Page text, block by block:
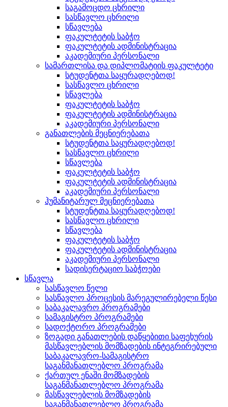
საგამოცდო ცხრილი
სასწავლო ცხრილი
სწავლება
ფაკულტეტის საბჭო
ფაკულტეტის ადმინისტრაცია
აკადემიური პერსონალი
სამართლისა და დიპლომატიის ფაკულტეტი
სტუდენტთა საყურადღებოდ!
სასწავლო ცხრილი
სწავლება
ფაკულტეტის საბჭო
ფაკულტეტის ადმინისტრაცია
აკადემიური პერსონალი
განათლების მეცნიერებათა
სტუდენტთა საყურადღებოდ!
სასწავლო ცხრილი
სწავლება
ფაკულტეტის საბჭო
ფაკულტეტის ადმინისტრაცია
აკადემიური პერსონალი
ჰუმანიტარულ მეცნიერებათა
სტუდენტთა საყურადღებოდ!
სასწავლო ცხრილი
სწავლება
ფაკულტეტის საბჭო
ფაკულტეტის ადმინისტრაცია
აკადემიური პერსონალი
სადისერტაციო საბჭოები
სწავლა
სასწავლო წელი
სასწავლო პროცესის მარეგულირებელი წესი
საბაკალავრო პროგრამები
სამაგისტრო პროგრამები
სადოქტორო პროგრამები
ზოგადი განათლების დაწყებითი საფეხურის
მასწავლებლის მომზადების ინტეგრირებული
საბაკალავრო-სამაგისტრო
საგანმანათლებლო პროგრამა
ქართულ ენაში მომზადების
საგანმანათლებლო პროგრამა
მასწავლებლის მომზადების
საგანმანათლებლო პროგრამა